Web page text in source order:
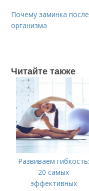
Почему заминка
организма
Читайте также
Развиваем гибкость:
20 самых
эффективных